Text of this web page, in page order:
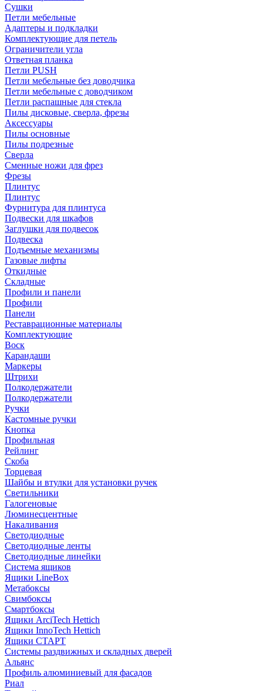
Сушки
Петли мебельные
Адаптеры и подкладки
Комплектующие для петель
Ограничители угла
Ответная планка
Петли PUSH
Петли мебельные без доводчика
Петли мебельные с доводчиком
Петли распашные для стекла
Пилы дисковые, сверла, фрезы
Аксессуары
Пилы основные
Пилы подрезные
Сверла
Сменные ножи для фрез
Фрезы
Плинтус
Плинтус
Фурнитура для плинтуса
Подвески для шкафов
Заглушки для подвесок
Подвеска
Подъемные механизмы
Газовые лифты
Откидные
Складные
Профили и панели
Профили
Панели
Реставрационные материалы
Комплектующие
Воск
Карандаши
Маркеры
Штрихи
Полкодержатели
Полкодержатели
Ручки
Кастомные ручки
Кнопка
Профильная
Рейлинг
Скоба
Торцевая
Шайбы и втулки для установки ручек
Светильники
Галогеновые
Люминесцентные
Накаливания
Светодиодные
Светодиодные ленты
Светодиодные линейки
Система ящиков
Ящики LineBox
Метабоксы
Свимбоксы
Смартбоксы
Ящики ArciTech Hettich
Ящики InnoTech Hettich
Ящики СТАРТ
Системы раздвижных и складных дверей
Альянс
Профиль алюминиевый для фасадов
Риал